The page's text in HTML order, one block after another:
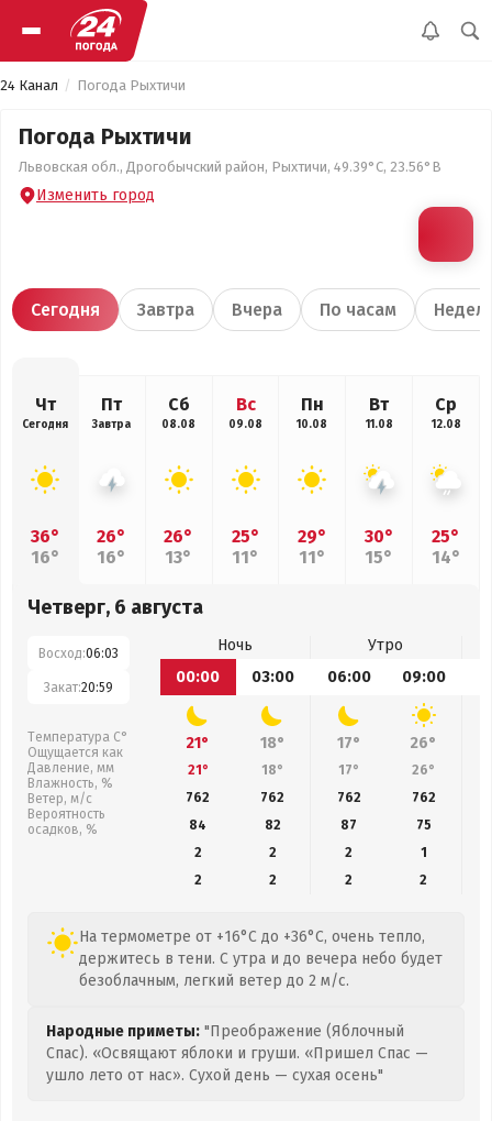
24 Канал Погода Рыхтичи
Погода Рыхтичи
Львовская обл., Дрогобычский район, Рыхтичи, 49.39°С, 23.56°В
Изменить город
Сегодня Завтра Вчера По часам
Чт
Сегодня
36°
16°
Пт
Завтра
26°
16°
Сб
08.08
26°
13°
Вс
09.08
25°
11°
Пн
10.08
29°
11°
Вт
11.08
30°
15°
Ср
12.08
25°
14°
Четверг, 6 августа
Восход:06:03
Закат:20:59
Температура С°
Ощущается как
Давление, мм
Влажность, %
Ветер, м/с
Вероятность
осадков, %
Ночь
Утро
00:00
03:00 06:00 09:00
21° 18° 17° 26°
21° 18° 17° 26°
762
762 762 762
84
82 87 75
2
2 2
1
2
2 2 2
На термометре от +16°C до +36°C, очень тепло,
держитесь в тени. С утра и до вечера небо будет
безоблачным, легкий ветер до 2 м/с.
Народные приметы: "Преображение (Яблочный
Спас). «Освящают яблоки и груши. «Пришел Спас —
ушло лето от нас». Сухой день — сухая осень"